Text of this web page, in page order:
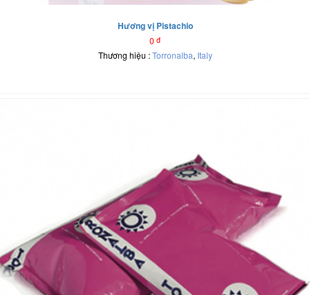
Hương vị Pistachio
0 đ
Thương hiệu :Torronalba, Italy